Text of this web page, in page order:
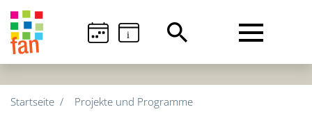
i
Startseite Projekte und Programme